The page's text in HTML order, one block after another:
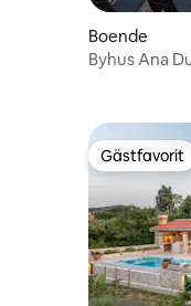
Boende
Byhus Ana
Gästfavorit
Gästfavorit